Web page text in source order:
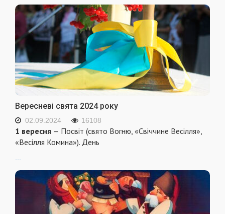
Вересневі свята 2024 року
02.09.2024 16108
1 вересня — Посвіт (свято Вогню, «Свіччине Весілля»,
«Весілля Комина»). День